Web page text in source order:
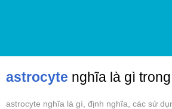
astrocyte nghĩa là gì
astrocyte nghĩa là gì, định nghĩa, các sử